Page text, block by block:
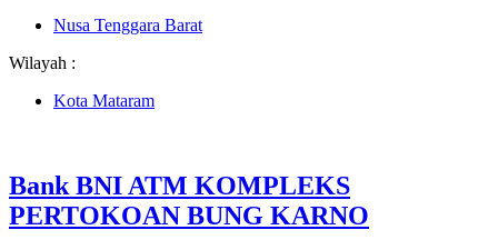
Nusa Tenggara Barat
Wilayah :
Kota Mataram
Bank BNI ATM KOMPLEKS
PERTOKOAN BUNG KARNO